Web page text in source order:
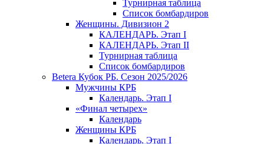
Турнирная таблица
Список бомбардиров
Женщины. Дивизион 2
КАЛЕНДАРЬ. Этап I
КАЛЕНДАРЬ. Этап II
Турнирная таблица
Список бомбардиров
Betera Кубок РБ. Сезон 2025/2026
Мужчины КРБ
Календарь. Этап I
«Финал четырех»
Календарь
Женщины КРБ
Календарь. Этап I